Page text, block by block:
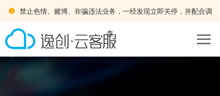
禁止色情、赌博、诈骗违法业务，一经发现立即关停，并配合调
查